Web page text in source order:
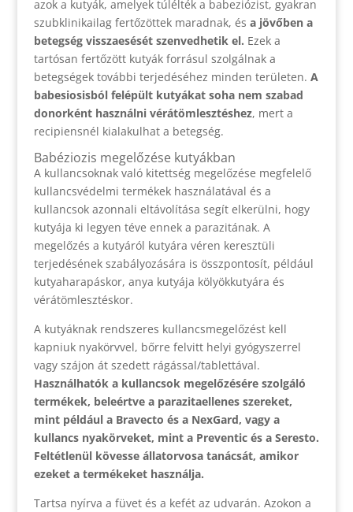
azok a kutyák, amelyek túlélték a babeziózist, gyakran
szubklinikailag fertőzöttek maradnak, és a jövőben a
betegség visszaesését szenvedhetik el. Ezek a
tartósan fertőzött kutyák forrásul szolgálnak a
betegségek további terjedéséhez minden területen. A
babesiosisból felépült kutyákat soha nem szabad
donorként használni vérátömlesztéshez, mert a
recipiensnél kialakulhat a betegség.
Babéziozis megelőzése kutyákban
A kullancsoknak való kitettség megelőzése megfelelő
kullancsvédelmi termékek használatával és a
kullancsok azonnali eltávolítása segít elkerülni, hogy
kutyája ki legyen téve ennek a parazitának. A
megelőzés a kutyáról kutyára véren keresztüli
terjedésének szabályozására is összpontosít, például
kutyaharapáskor, anya kutyája kölyökkutyára és
vérátömlesztéskor.
A kutyáknak rendszeres kullancsmegelőzést kell
kapniuk nyakörvvel, bőrre felvitt helyi gyógyszerrel
vagy szájon át szedett rágással/tablettával.
Használhatók a kullancsok megelőzésére szolgáló
termékek, beleértve a parazitaellenes szereket,
mint például a Bravecto és a NexGard, vagy a
kullancs nyakörveket, mint a Preventic és a Seresto.
Feltétlenül kövesse állatorvosa tanácsát, amikor
ezeket a termékeket használja.
Tartsa nyírva a füvet és a kefét az udvarán. Azokon a